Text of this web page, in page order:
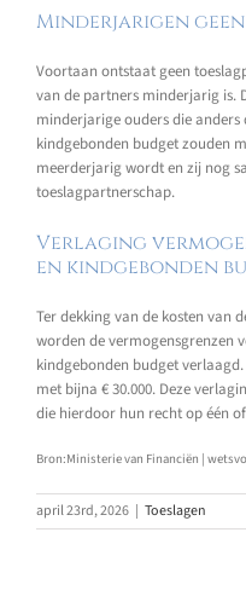
Minderjarigen
Voortaan ontstaat geen
van de partners minderjarig is.
minderjarige ouders die
kindgebonden budget zouden
meerderjarig wordt en zij nog
toeslagpartnerschap.
Verlaging
en kindgebonden
Ter dekking van de kosten van
worden de vermogensgrenzen
kindgebonden budget
met bijna € 30.000. Deze
die hierdoor hun recht op één
Bron:Ministerie van Financiën |
april 23rd, 2026 | Toeslagen